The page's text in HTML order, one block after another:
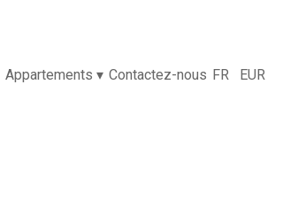
Appartements ▾ Contactez-nous FR EUR